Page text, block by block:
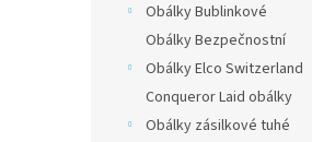
Obálky Bublinkové
Obálky Bezpečnostní
Obálky Elco Switzerland
Conqueror Laid obálky
Obálky zásilkové tuhé